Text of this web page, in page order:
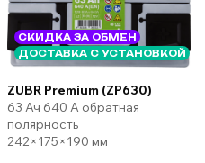
СКИДКА ЗА ОБМЕН
ДОСТАВКА С УСТАНОВКОЙ
ZUBR Premium (ZP630)
63 Ач 640 А обратная
полярность
242×175×190 мм